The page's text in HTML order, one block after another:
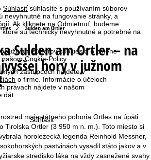
Súhlasiťsúhlasíte s používaním súborov
nevyhnutné na fungovanie stránky, a
Ak kliknete naOdmietnuť, budeme
sú technicky nevyhnutné a potrebné na
používaní súborov cookies a o zmene
našomCookie-Policy
zástupcoch nájdete v
o firme. Informácie o účeloch
právach nájdete v našom
dát
Súhlasiť
Sulden am Ortler
Sulden am Ortler – na
hory v južnom
majestátneho pohoria Ortles na úpäti
Tirolska Ortler (3 950 m n. m.). Toto miesto si
horolezecká legenda Reinhold Messner,
pastvinách vysadil státo jakov a v
stredisko láka na vždy zasnežené svahy